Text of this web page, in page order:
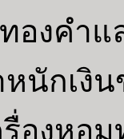
งคำแ
นักเงิ
งหอม